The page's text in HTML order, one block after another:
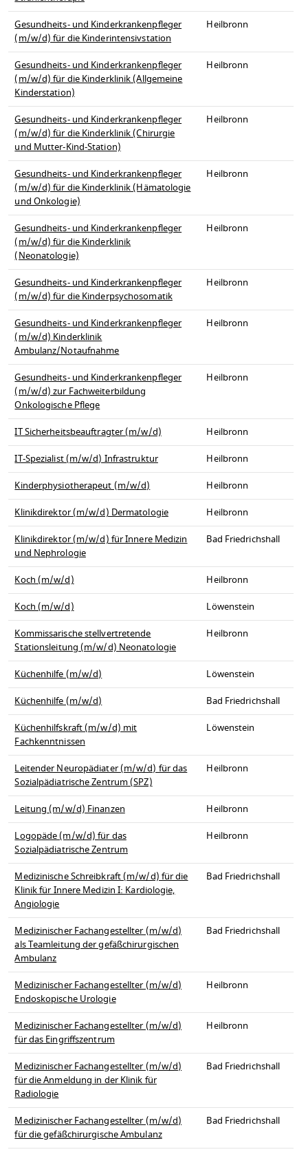
Gesundheits- und Kinderkrankenpfleger
(m/w/d) für die Kinderintensivstation
Heilbronn
Gesundheits- und Kinderkrankenpfleger
(m/w/d) für die Kinderklinik (Allgemeine
Kinderstation)
Heilbronn
Gesundheits- und Kinderkrankenpfleger
(m/w/d) für die Kinderklinik (Chirurgie
und Mutter-Kind-Station)
Heilbronn
Gesundheits- und Kinderkrankenpfleger
(m/w/d) für die Kinderklinik (Hämatologie
und Onkologie)
Heilbronn
Gesundheits- und Kinderkrankenpfleger
(m/w/d) für die Kinderklinik
(Neonatologie)
Heilbronn
Gesundheits- und Kinderkrankenpfleger
(m/w/d) für die Kinderpsychosomatik
Heilbronn
Gesundheits- und Kinderkrankenpfleger
(m/w/d) Kinderklinik
Ambulanz/Notaufnahme
Heilbronn
Gesundheits- und Kinderkrankenpfleger
(m/w/d) zur Fachweiterbildung
Onkologische Pflege
Heilbronn
IT Sicherheitsbeauftragter (m/w/d)
Heilbronn
IT-Spezialist (m/w/d) Infrastruktur
Heilbronn
Kinderphysiotherapeut (m/w/d)
Heilbronn
Klinikdirektor (m/w/d) Dermatologie
Heilbronn
Klinikdirektor (m/w/d) für Innere Medizin
und Nephrologie
Bad Friedrichshall
Koch (m/w/d)
Heilbronn
Koch (m/w/d)
Löwenstein
Kommissarische stellvertretende
Stationsleitung (m/w/d) Neonatologie
Heilbronn
Küchenhilfe (m/w/d)
Löwenstein
Küchenhilfe (m/w/d)
Bad Friedrichshall
Küchenhilfskraft (m/w/d) mit
Fachkenntnissen
Löwenstein
Leitender Neuropädiater (m/w/d) für das
Sozialpädiatrische Zentrum (SPZ)
Heilbronn
Leitung (m/w/d) Finanzen
Heilbronn
Logopäde (m/w/d) für das
Sozialpädiatrische Zentrum
Heilbronn
Medizinische Schreibkraft (m/w/d) für die
Klinik für Innere Medizin I: Kardiologie,
Angiologie
Bad Friedrichshall
Medizinischer Fachangestellter (m/w/d)
als Teamleitung der gefäßchirurgischen
Ambulanz
Bad Friedrichshall
Medizinischer Fachangestellter (m/w/d)
Endoskopische Urologie
Heilbronn
Medizinischer Fachangestellter (m/w/d)
für das Eingriffszentrum
Heilbronn
Medizinischer Fachangestellter (m/w/d)
für die Anmeldung in der Klinik für
Radiologie
Bad Friedrichshall
Medizinischer Fachangestellter (m/w/d)
für die gefäßchirurgische Ambulanz
Bad Friedrichshall